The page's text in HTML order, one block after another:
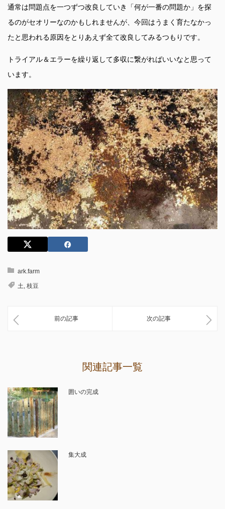
通常は問題点を一つずつ改良していき「何が一番の問題か」を探
るのがセオリーなのかもしれませんが、今回はうまく育たなかっ
たと思われる原因をとりあえず全て改良してみるつもりです。
トライアル＆エラーを繰り返して多収に繋がればいいなと思って
います。
ark.farm
土, 枝豆
前の記事 次の記事
関連記事一覧
囲いの完成
集大成